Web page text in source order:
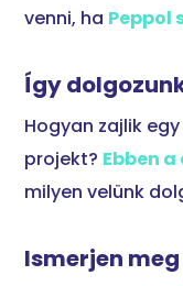
venni, ha Peppol
Így
Hogyan zajlik
projekt? Ebben
milyen velünk
Ismerjen